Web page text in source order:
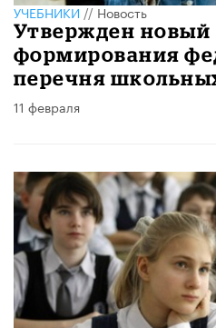
УЧЕБНИКИ//Новость
Утвержден новый
формирования
перечня
11 февраля